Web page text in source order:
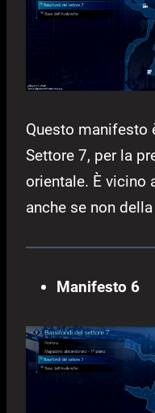
Questo manifesto
Settore 7, per la
orientale. È vicino
anche se non
Manifesto 6